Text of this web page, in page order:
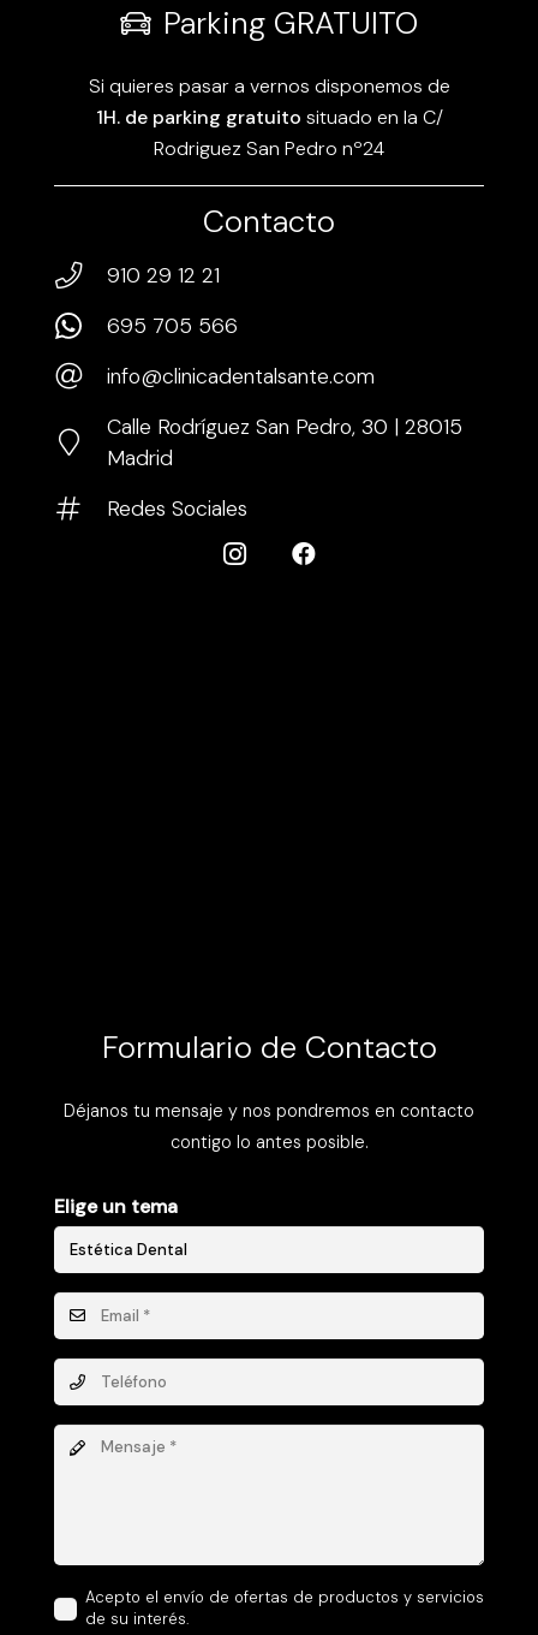
Parking GRATUITO
Si quieres pasar a vernos disponemos de
1H. de parking gratuito situado en la C/
Rodriguez San Pedro nº24
Contacto
910 29 12 21
695 705 566
info@clinicadentalsante.com
Calle Rodríguez San Pedro, 30 | 28015
Madrid
Redes Sociales
Formulario de Contacto
Déjanos tu mensaje y nos pondremos en contacto
contigo lo antes posible.
Elige un tema
Acepto el envío de ofertas de productos y servicios
de su interés.